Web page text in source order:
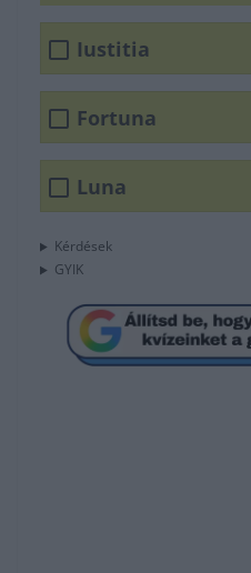
Iustitia
Fortuna
Luna
Kérdések
GYIK